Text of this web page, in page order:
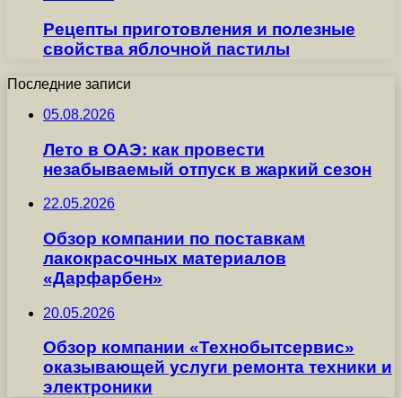
Рецепты приготовления и полезные
свойства яблочной пастилы
Последние записи
05.08.2026
Лето в ОАЭ: как провести
незабываемый отпуск в жаркий сезон
22.05.2026
Обзор компании по поставкам
лакокрасочных материалов
«Дарфарбен»
20.05.2026
Обзор компании «Технобытсервис»
оказывающей услуги ремонта техники и
электроники